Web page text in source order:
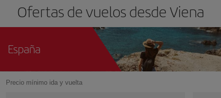
Ofertas de vuelos desde Viena
España
Precio mínimo ida y vuelta